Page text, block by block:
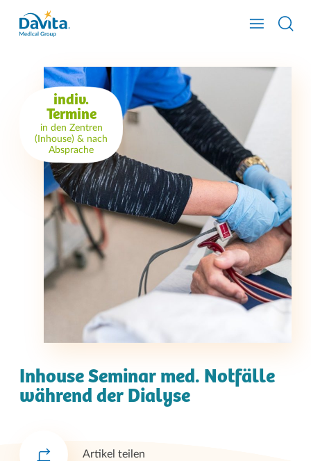
indiv.
Termine
in den Zentren
(Inhouse) & nach
Absprache
Inhouse Seminar med. Notfälle
während der Dialyse
Artikel teilen